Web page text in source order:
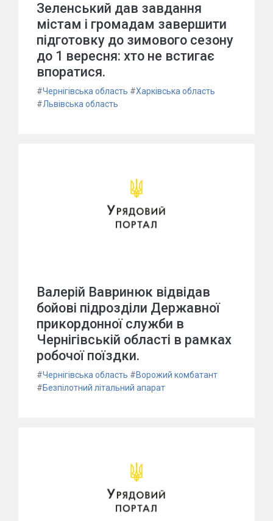
Зеленський дав завдання
містам і громадам завершити
підготовку до зимового сезону
до 1 вересня: хто не встигає
впоратися.
#Чернігівська область #Харківська область
#Львівська область
Валерій Вавринюк відвідав
бойові підрозділи Державної
прикордонної служби в
Чернігівській області в рамках
робочої поїздки.
#Чернігівська область #Ворожий комбатант
#Безпілотний літальний апарат